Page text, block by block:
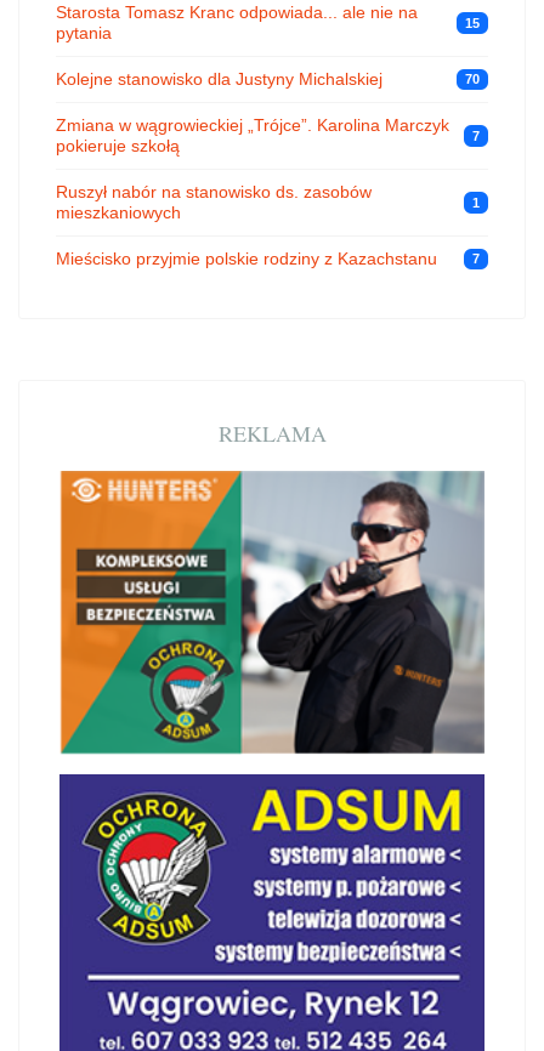
Starosta Tomasz Kranc odpowiada... ale nie na
pytania
15
Kolejne stanowisko dla Justyny Michalskiej 70
Zmiana w wągrowieckiej „Trójce”. Karolina Marczyk
pokieruje szkołą
7
Ruszył nabór na stanowisko ds. zasobów
mieszkaniowych
1
Mieścisko przyjmie polskie rodziny z Kazachstanu 7
REKLAMA